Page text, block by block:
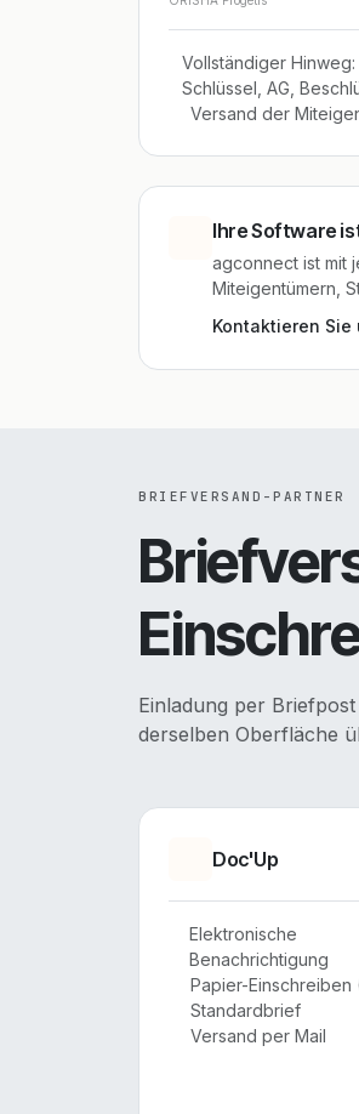
Vollständiger
Schlüssel, AG,
Versand der
Ihre Software
agconnect ist mit
Miteigentümern,
Kontaktieren
BRIEFVERSAND-PARTNER
Einladung per
derselben Oberfläche
Doc'Up
Elektronische
Benachrichtigung
Papier-Einschreiben
Standardbrief
Versand per Mail